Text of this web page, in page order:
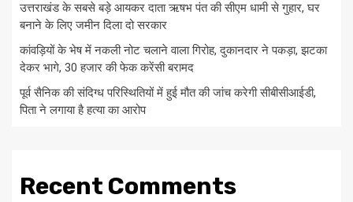
उत्तराखंड के सबसे बड़े आयकर दाता ऋषभ पंत की सीएम धामी से गुहार, घर
बनाने के लिए जमीन दिला दो सरकार
कांवड़ियों के भेष में नकली नोट चलाने वाला गिरोह, दुकानदार ने पकड़ा, झटका
देकर भागे, 30 हजार की फेक करेंसी बरामद
पूर्व सैनिक की संदिग्ध परिस्थितियों में हुई मौत की जांच करेगी सीबीसीआईडी,
पिता ने लगाया है हत्या का आरोप
Recent Comments